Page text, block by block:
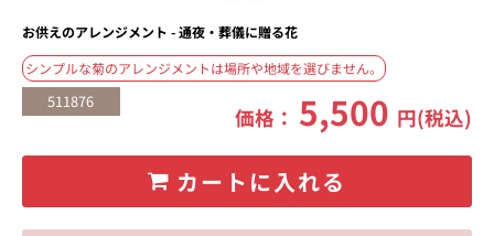
お供えのアレンジメント - 通夜・葬儀に贈る花
シンプルな菊のアレンジメントは場所や地域を選びません。
511876
価格： 5,500 円(税込)
カートに入れる